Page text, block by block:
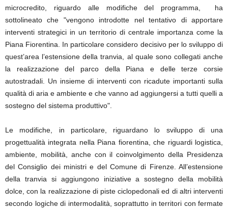
microcredito, riguardo alle modifiche del programma, ha
sottolineato che "vengono introdotte nel tentativo di apportare
interventi strategici in un territorio di centrale importanza come la
Piana Fiorentina. In particolare considero decisivo per lo sviluppo di
quest’area l’estensione della tranvia, al quale sono collegati anche
la realizzazione del parco della Piana e delle terze corsie
autostradali. Un insieme di interventi con ricadute importanti sulla
qualità di aria e ambiente e che vanno ad aggiungersi a tutti quelli a
sostegno del sistema produttivo".
Le modifiche, in particolare, riguardano lo sviluppo di una
progettualità integrata nella Piana fiorentina, che riguardi logistica,
ambiente, mobilità, anche con il coinvolgimento della Presidenza
del Consiglio dei ministri e del Comune di Firenze. All’estensione
della tranvia si aggiungono iniziative a sostegno della mobilità
dolce, con la realizzazione di piste ciclopedonali ed di altri interventi
secondo logiche di intermodalità, soprattutto in territori con fermate